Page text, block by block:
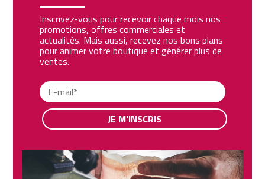
Inscrivez-vous pour recevoir chaque mois nos
promotions, offres commerciales et
actualités. Mais aussi, recevez nos bons plans
pour animer votre boutique et générer plus de
ventes.
JE M'INSCRIS